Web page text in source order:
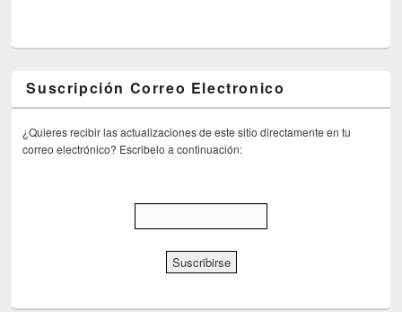
Suscripción Correo Electronico
¿Quieres recibir las actualizaciones de este sitio directamente en tu
correo electrónico? Escribelo a continuación: